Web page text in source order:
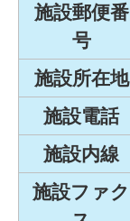
施設郵便番
号
施設所在地
施設電話
施設内線
施設ファク